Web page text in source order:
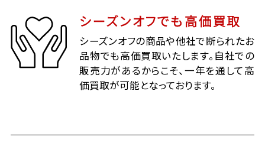
シーズンオフでも高価買取
シーズンオフの商品や他社で断られたお
品物でも高価買取いたします。自社での
販売力があるからこそ、一年を通して高
価買取が可能となっております。